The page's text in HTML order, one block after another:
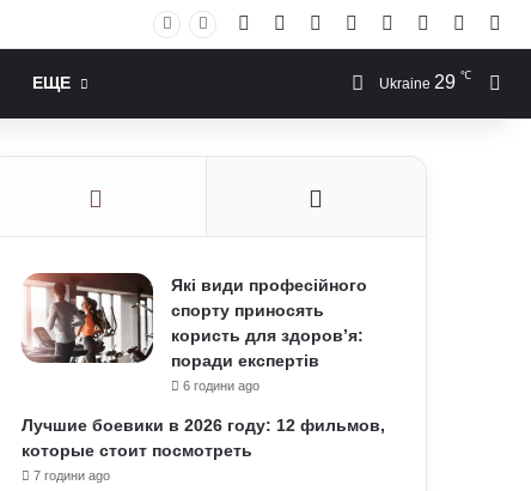
Facebook YouTubeInstagram
RSS Log In
ЕЩЕ Ukraine 29 ℃
Які види професійного
спорту приносять
користь для здоров’я:
поради експертів
6 години ago
Лучшие боевики в 2026 году: 12 фильмов,
которые стоит посмотреть
7 години ago